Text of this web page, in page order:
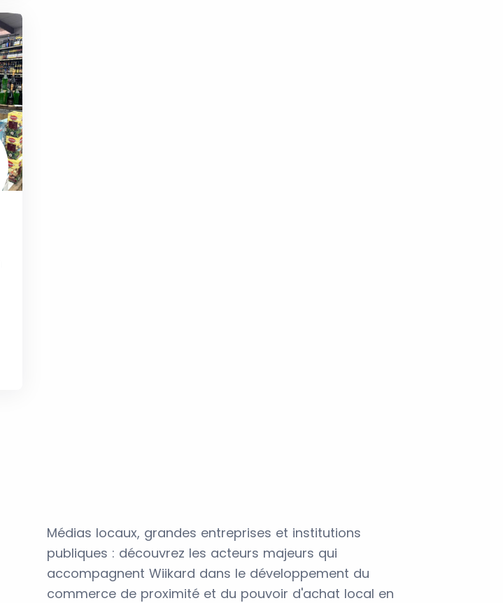
Médias locaux, grandes entreprises et institutions
publiques : découvrez les acteurs majeurs qui
accompagnent Wiikard dans le développement du
commerce de proximité et du pouvoir d'achat local en